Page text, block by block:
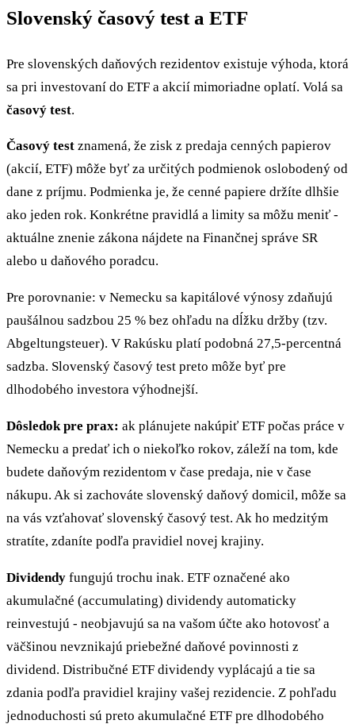
Slovenský časový test a ETF
Pre slovenských daňových rezidentov existuje výhoda, ktorá
sa pri investovaní do ETF a akcií mimoriadne oplatí. Volá sa
časový test.
Časový test znamená, že zisk z predaja cenných papierov
(akcií, ETF) môže byť za určitých podmienok oslobodený od
dane z príjmu. Podmienka je, že cenné papiere držíte dlhšie
ako jeden rok. Konkrétne pravidlá a limity sa môžu meniť -
aktuálne znenie zákona nájdete na Finančnej správe SR
alebo u daňového poradcu.
Pre porovnanie: v Nemecku sa kapitálové výnosy zdaňujú
paušálnou sadzbou 25 % bez ohľadu na dĺžku držby (tzv.
Abgeltungsteuer). V Rakúsku platí podobná 27,5-percentná
sadzba. Slovenský časový test preto môže byť pre
dlhodobého investora výhodnejší.
Dôsledok pre prax: ak plánujete nakúpiť ETF počas práce v
Nemecku a predať ich o niekoľko rokov, záleží na tom, kde
budete daňovým rezidentom v čase predaja, nie v čase
nákupu. Ak si zachováte slovenský daňový domicil, môže sa
na vás vzťahovať slovenský časový test. Ak ho medzitým
stratíte, zdaníte podľa pravidiel novej krajiny.
Dividendy fungujú trochu inak. ETF označené ako
akumulačné (accumulating) dividendy automaticky
reinvestujú - neobjavujú sa na vašom účte ako hotovosť a
väčšinou nevznikajú priebežné daňové povinnosti z
dividend. Distribučné ETF dividendy vyplácajú a tie sa
zdania podľa pravidiel krajiny vašej rezidencie. Z pohľadu
jednoduchosti sú preto akumulačné ETF pre dlhodobého